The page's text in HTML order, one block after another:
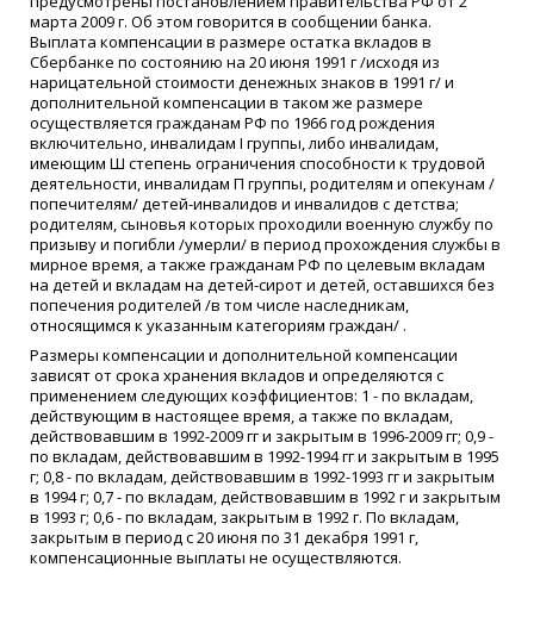
марта 2009 г. Об этом говорится в сообщении банка.
Выплата компенсации в размере остатка вкладов в
Сбербанке по состоянию на 20 июня 1991 г /исходя из
нарицательной стоимости денежных знаков в 1991 г/ и
дополнительной компенсации в таком же размере
осуществляется гражданам РФ по 1966 год рождения
включительно, инвалидам I группы, либо инвалидам,
имеющим Ш степень ограничения способности к трудовой
деятельности, инвалидам П группы, родителям и опекунам /
попечителям/ детей-инвалидов и инвалидов с детства;
родителям, сыновья которых проходили военную службу по
призыву и погибли /умерли/ в период прохождения службы в
мирное время, а также гражданам РФ по целевым вкладам
на детей и вкладам на детей-сирот и детей, оставшихся без
попечения родителей /в том числе наследникам,
относящимся к указанным категориям граждан/ .
Размеры компенсации и дополнительной компенсации
зависят от срока хранения вкладов и определяются с
применением следующих коэффициентов: 1 - по вкладам,
действующим в настоящее время, а также по вкладам,
действовавшим в 1992-2009 гг и закрытым в 1996-2009 гг; 0,9 -
по вкладам, действовавшим в 1992-1994 гг и закрытым в 1995
г; 0,8 - по вкладам, действовавшим в 1992-1993 гг и закрытым
в 1994 г; 0,7 - по вкладам, действовавшим в 1992 г и закрытым
в 1993 г; 0,6 - по вкладам, закрытым в 1992 г. По вкладам,
закрытым в период с 20 июня по 31 декабря 1991 г,
компенсационные выплаты не осуществляются.